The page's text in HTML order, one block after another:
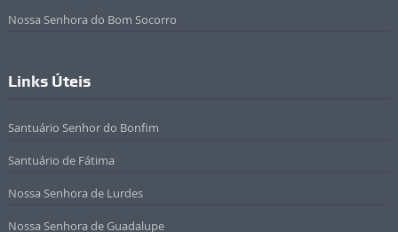
Nossa Senhora do Bom Socorro
Links Úteis
Santuário Senhor do Bonfim
Santuário de Fátima
Nossa Senhora de Lurdes
Nossa Senhora de Guadalupe